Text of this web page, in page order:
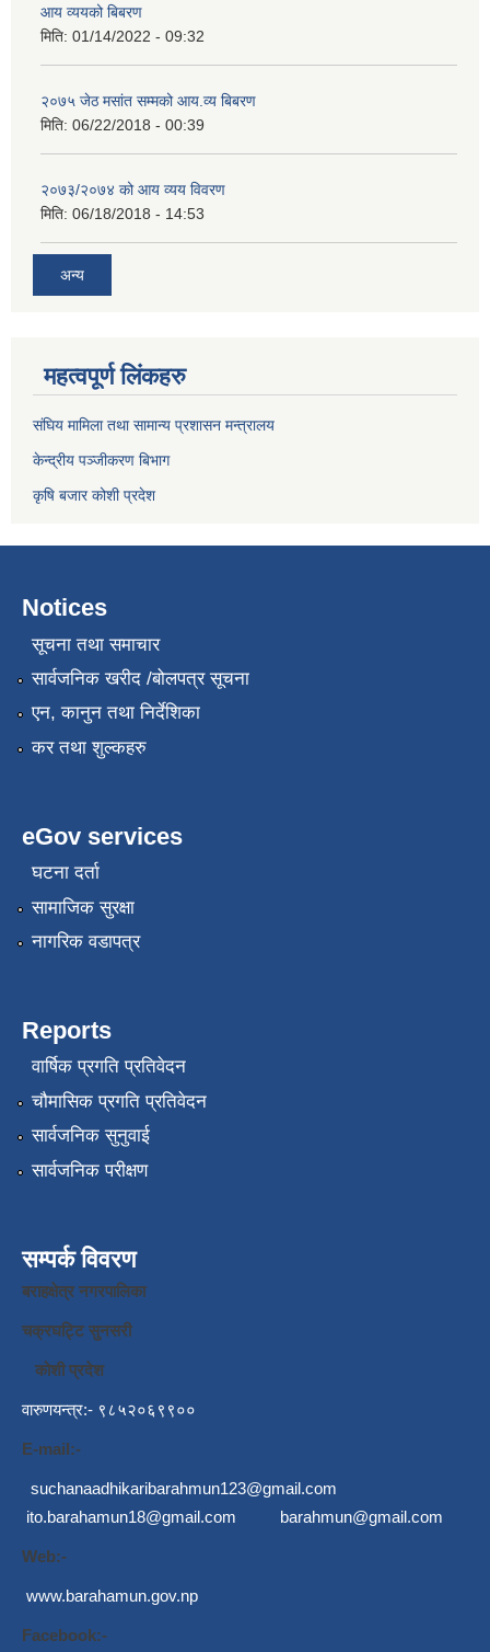
आय व्ययको बिबरण
मिति: 01/14/2022 - 09:32
२०७५ जेठ मसांत सम्मको आय.व्य बिबरण
मिति: 06/22/2018 - 00:39
२०७३/२०७४ को आय व्यय विवरण
मिति: 06/18/2018 - 14:53
अन्य
महत्वपूर्ण लिंकहरु
संघिय मामिला तथा सामान्य प्रशासन मन्त्रालय
केन्द्रीय पञ्जीकरण बिभाग
कृषि बजार कोशी प्रदेश
Notices
सूचना तथा समाचार
सार्वजनिक खरीद /बोलपत्र सूचना
एन, कानुन तथा निर्देशिका
कर तथा शुल्कहरु
eGov services
घटना दर्ता
सामाजिक सुरक्षा
नागरिक वडापत्र
Reports
वार्षिक प्रगति प्रतिवेदन
चौमासिक प्रगति प्रतिवेदन
सार्वजनिक सुनुवाई
सार्वजनिक परीक्षण
सम्पर्क विवरण
बराहक्षेत्र नगरपालिका
चक्रघट्टि सुनसरी
कोशी प्रदेश
वारुणयन्त्र:- ९८५२०६९९००
E-mail:-
suchanaadhikaribarahmun123@gmail.com
ito.barahamun18@gmail.com
barahmun@gmail.com
Web:-
www.barahamun.gov.np
Facebook:-